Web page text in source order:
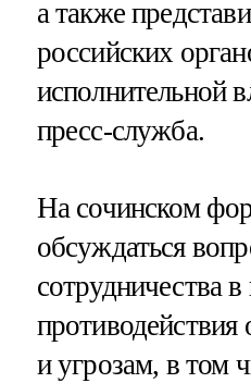
а также
российских
исполнительной
пресс-служба.
На сочинском
обсуждаться
сотрудничества в
и угрозам, в том